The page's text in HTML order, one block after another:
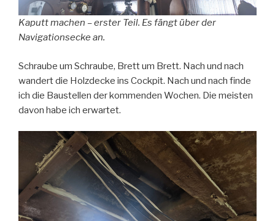
Kaputt machen – erster Teil. Es fängt über der
Navigationsecke an.
Schraube um Schraube, Brett um Brett. Nach und nach
wandert die Holzdecke ins Cockpit. Nach und nach finde
ich die Baustellen der kommenden Wochen. Die meisten
davon habe ich erwartet.